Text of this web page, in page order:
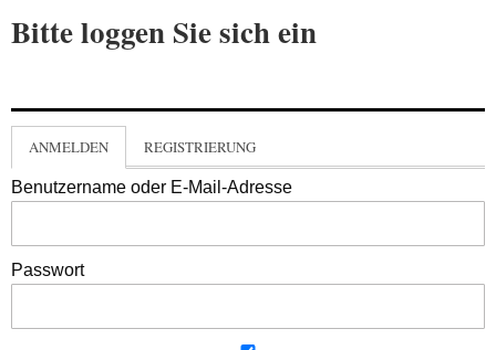
Bitte loggen Sie sich ein
ANMELDEN REGISTRIERUNG
Benutzername oder E-Mail-Adresse
Passwort